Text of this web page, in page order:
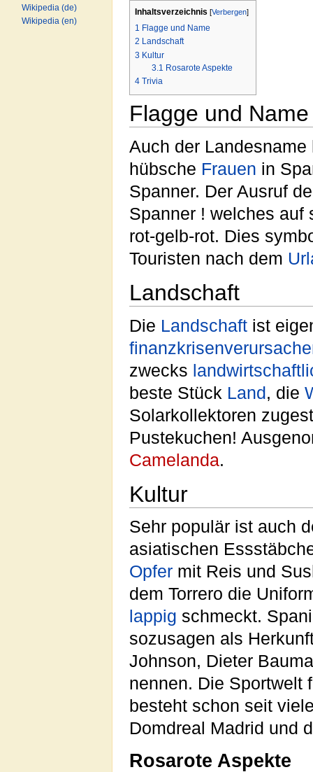
Inhaltsverzeichnis [Verbergen]
1 Flagge und Name
2 Landschaft
3 Kultur
3.1 Rosarote Aspekte
4 Trivia
Flagge und Name
Auch der
hübsche Frauen in
Spanner. Der Ausruf
Spanner ! welches auf
rot-gelb-rot. Dies
Touristen nach dem
Landschaft
Die Landschaft ist
zwecks
beste Stück Land, die
Solarkollektoren
Pustekuchen!
Camelanda.
Kultur
Sehr populär ist auch
asiatischen
Opfer mit Reis und
dem Torrero die
lappig schmeckt.
sozusagen als
Johnson, Dieter
nennen. Die Sportwelt
besteht schon seit
Domdreal Madrid und
Rosarote Aspekte
Wikipedia (de)
Wikipedia (en)